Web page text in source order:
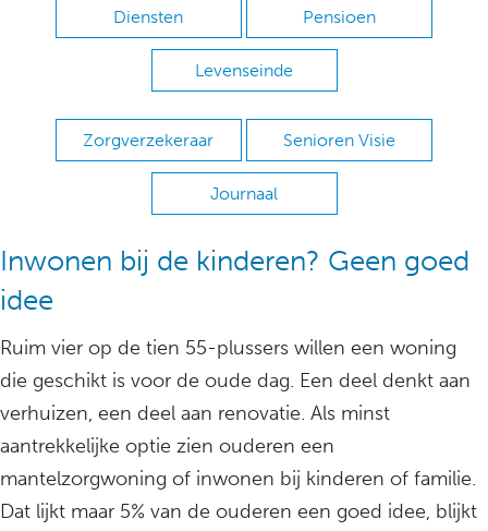
Diensten Pensioen
Levenseinde
Zorgverzekeraar Senioren Visie
Journaal
Inwonen bij de kinderen? Geen goed
idee
Ruim vier op de tien 55-plussers willen een woning
die geschikt is voor de oude dag. Een deel denkt aan
verhuizen, een deel aan renovatie. Als minst
aantrekkelijke optie zien ouderen een
mantelzorgwoning of inwonen bij kinderen of familie.
Dat lijkt maar 5% van de ouderen een goed idee, blijkt